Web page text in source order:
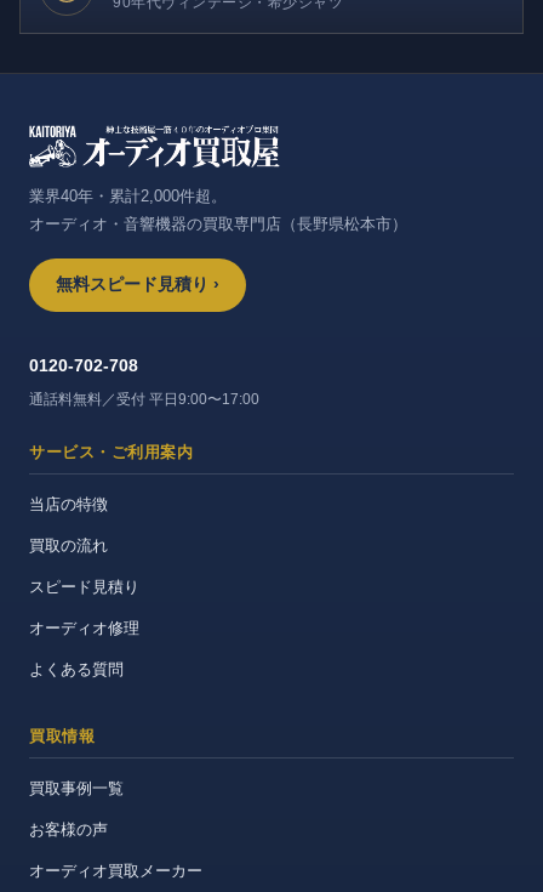
90年代ヴィンテージ・希少シャツ
業界40年・累計2,000件超。
オーディオ・音響機器の買取専門店（長野県松本市）
無料スピード見積り ›
0120-702-708
通話料無料／受付 平日9:00〜17:00
サービス・ご利用案内
当店の特徴
買取の流れ
スピード見積り
オーディオ修理
よくある質問
買取情報
買取事例一覧
お客様の声
オーディオ買取メーカー